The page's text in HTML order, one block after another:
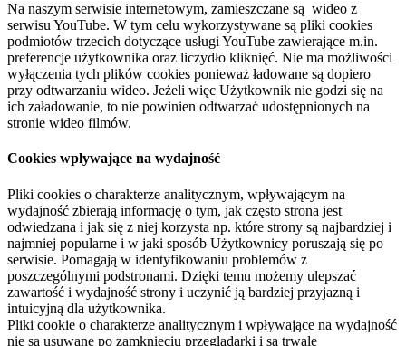
Na naszym serwisie internetowym, zamieszczane są wideo z
serwisu YouTube. W tym celu wykorzystywane są pliki cookies
podmiotów trzecich dotyczące usługi YouTube zawierające m.in.
preferencje użytkownika oraz liczydło kliknięć. Nie ma możliwości
wyłączenia tych plików cookies ponieważ ładowane są dopiero
przy odtwarzaniu wideo. Jeżeli więc Użytkownik nie godzi się na
ich załadowanie, to nie powinien odtwarzać udostępnionych na
stronie wideo filmów.
Cookies wpływające na wydajność
Pliki cookies o charakterze analitycznym, wpływającym na
wydajność zbierają informację o tym, jak często strona jest
odwiedzana i jak się z niej korzysta np. które strony są najbardziej i
najmniej popularne i w jaki sposób Użytkownicy poruszają się po
serwisie. Pomagają w identyfikowaniu problemów z
poszczególnymi podstronami. Dzięki temu możemy ulepszać
zawartość i wydajność strony i uczynić ją bardziej przyjazną i
intuicyjną dla użytkownika.
Pliki cookie o charakterze analitycznym i wpływające na wydajność
nie są usuwane po zamknięciu przeglądarki i są trwale